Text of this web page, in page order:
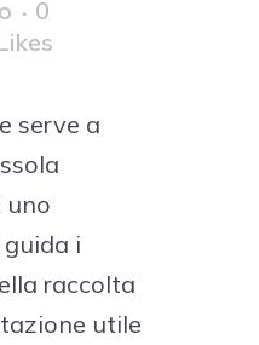
0
serve a
uno
i
raccolta
utile